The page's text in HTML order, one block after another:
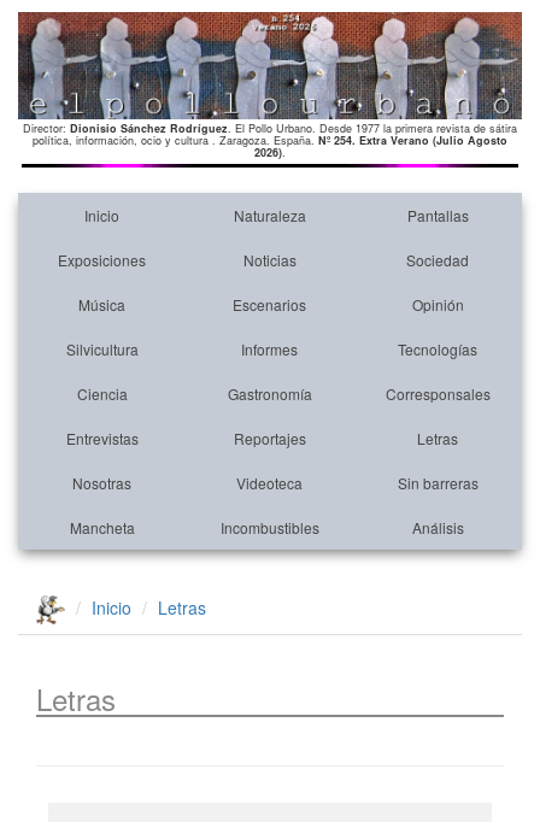
Director: Dionisio Sánchez Rodríguez. El Pollo Urbano. Desde 1977 la primera revista de sátira
política, información, ocio y cultura . Zaragoza. España. Nº 254. Extra Verano (Julio Agosto
2026).
Inicio Naturaleza Pantallas
Exposiciones Noticias Sociedad
Música Escenarios Opinión
Silvicultura Informes Tecnologías
Ciencia Gastronomía Corresponsales
Entrevistas Reportajes Letras
Nosotras Videoteca Sin barreras
Mancheta Incombustibles Análisis
Inicio Letras
Letras